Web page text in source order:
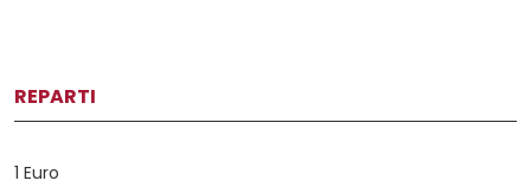
REPARTI
1 Euro